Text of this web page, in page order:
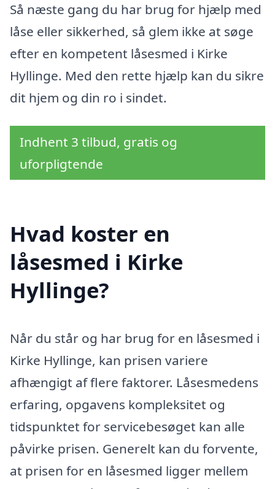
Så næste gang du har brug for hjælp med
låse eller sikkerhed, så glem ikke at søge
efter en kompetent låsesmed i Kirke
Hyllinge. Med den rette hjælp kan du sikre
dit hjem og din ro i sindet.
Indhent 3 tilbud, gratis og
uforpligtende
Hvad koster en
låsesmed i Kirke
Hyllinge?
Når du står og har brug for en låsesmed i
Kirke Hyllinge, kan prisen variere
afhængigt af flere faktorer. Låsesmedens
erfaring, opgavens kompleksitet og
tidspunktet for servicebesøget kan alle
påvirke prisen. Generelt kan du forvente,
at prisen for en låsesmed ligger mellem